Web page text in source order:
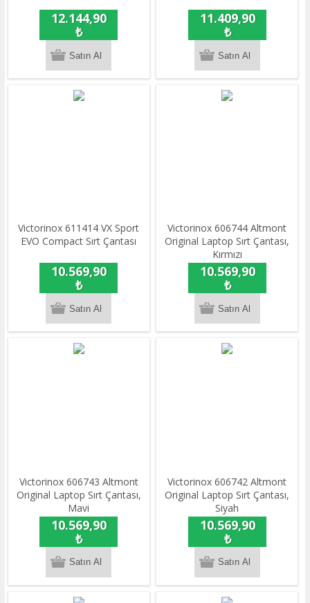
12.144,90
₺
11.409,90
₺
​Victorinox 611414 VX Sport
EVO Compact Sırt Çantası
10.569,90
₺
Victorinox 606744 Altmont
Original Laptop Sırt Çantası,
Kırmızı
10.569,90
₺
Victorinox 606743 Altmont
Original Laptop Sırt Çantası,
Mavi
10.569,90
₺
Victorinox 606742 Altmont
Original Laptop Sırt Çantası,
Siyah
10.569,90
₺